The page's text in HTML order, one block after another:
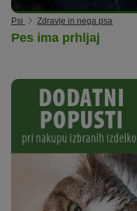
Psi Zdravje in nega psa
Pes ima prhljaj